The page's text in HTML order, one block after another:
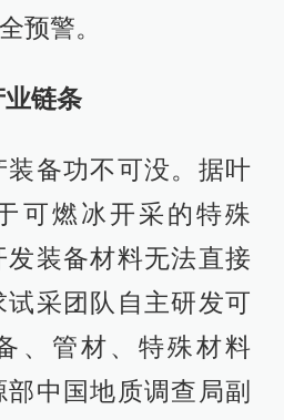
预警。
链条
备功不可没。据叶
可燃冰开采的特殊
装备材料无法直接
试采团队自主研发可
、管材、特殊材料
中国地质调查局副